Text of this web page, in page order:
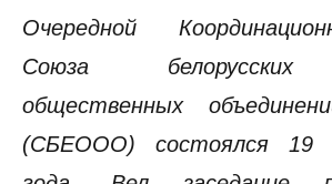
Очередной
Союза белорусских
общественных
(СБЕООО) состоялся 19